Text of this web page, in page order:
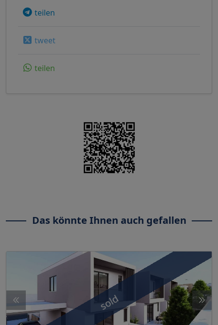
teilen
tweet
teilen
Das könnte Ihnen auch gefallen
sold